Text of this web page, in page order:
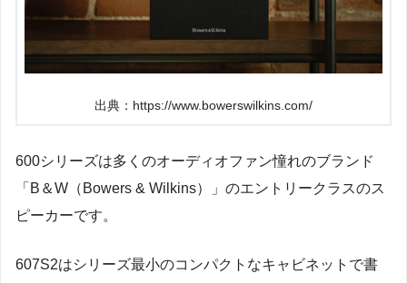
出典：https://www.bowerswilkins.com/
600シリーズは多くのオーディオファン憧れのブランド
「B＆W（Bowers & Wilkins）」のエントリークラスのス
ピーカーです。
607S2はシリーズ最小のコンパクトなキャビネットで書